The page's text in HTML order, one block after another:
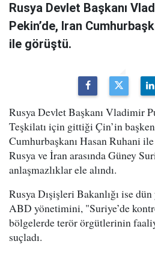
Rusya Devlet Başkanı
Pekin’de, Iran
ile görüştü.
Rusya Devlet Başkanı Vladimir
Teşkilatı için gittiği Çin’in
Cumhurbaşkanı Hasan Ruhani
Rusya ve İran arasında Güney
anlaşmazlıklar ele alındı.
Rusya Dışişleri Bakanlığı ise dün
ABD yönetimini, "Suriye’de
bölgelerde terör örgütlerinin
suçladı.